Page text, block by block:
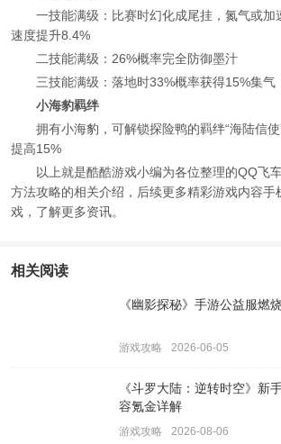
一技能满级：比赛时幻化成尾挂，氮气或加
速度提升8.4%
二技能满级：26%概率完全防御墨汁
三技能满级：落地时33%概率获得15%集气
小海豹羁绊
拥有小海豹，可解锁探险鸭的羁绊“海陆信
提高15%
以上就是酷酷游戏小编为各位整理的QQ飞
方法攻略的相关介绍，后续更多精彩游戏内容手
戏，了解更多资讯。
相关阅读
《幽影探秘》手游公益服燃
游戏攻略 2026-06-05
《斗罗大陆：逆转时空》新
容氪金详解
游戏攻略 2026-08-06